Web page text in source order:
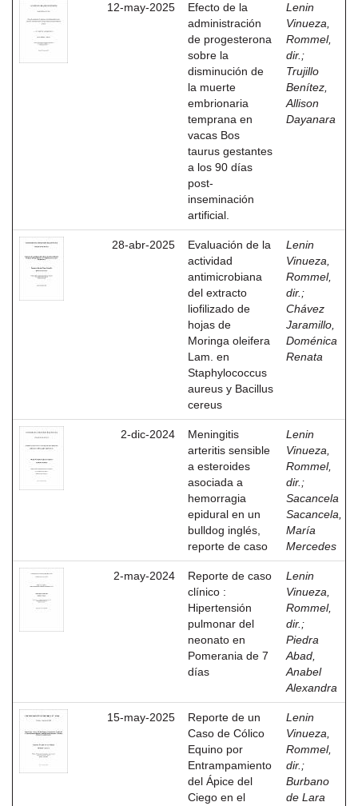
12-may-2025
Efecto de la
administración
de progesterona
sobre la
disminución de
la muerte
embrionaria
temprana en
vacas Bos
taurus gestantes
a los 90 días
post-
inseminación
artificial.
Lenin
Vinueza,
Rommel,
dir. ;
Trujillo
Benítez,
Allison
Dayanara
28-abr-2025
Evaluación de la
actividad
antimicrobiana
del extracto
liofilizado de
hojas de
Moringa oleifera
Lam. en
Staphylococcus
aureus y Bacillus
cereus
Lenin
Vinueza,
Rommel,
dir. ;
Chávez
Jaramillo,
Doménica
Renata
2-dic-2024
Meningitis
arteritis sensible
a esteroides
asociada a
hemorragia
epidural en un
bulldog inglés,
reporte de caso
Lenin
Vinueza,
Rommel,
dir. ;
Sacancela
Sacancela,
María
Mercedes
2-may-2024
Reporte de caso
clínico :
Hipertensión
pulmonar del
neonato en
Pomerania de 7
días
Lenin
Vinueza,
Rommel,
dir. ;
Piedra
Abad,
Anabel
Alexandra
15-may-2025
Reporte de un
Caso de Cólico
Equino por
Entrampamiento
del Ápice del
Ciego en el
Lenin
Vinueza,
Rommel,
dir. ;
Burbano
de Lara